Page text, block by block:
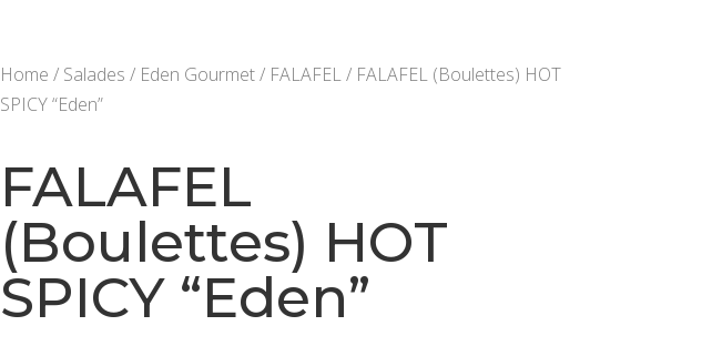
Home / Salades / Eden Gourmet/ FALAFEL/ FALAFEL (Boulettes) HOT
SPICY “Eden”
FALAFEL
(Boulettes) HOT
SPICY “Eden”